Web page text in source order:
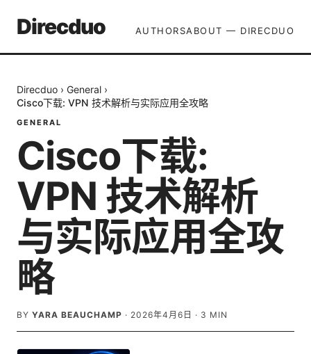
Direcduo AUTHORSABOUT — DIRECDUO
Direcduo › General ›
Cisco下载: VPN 技术解析与实际应用全攻略
GENERAL
Cisco下载:
VPN 技术解析
与实际应用全攻
略
BY YARA BEAUCHAMP · 2026年4月6日 · 3 MIN